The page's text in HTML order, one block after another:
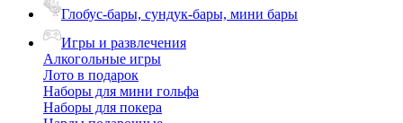
Глобус-бары, сундук-бары, мини бары
Игры и развлечения
Алкогольные игры
Лото в подарок
Наборы для мини гольфа
Наборы для покера